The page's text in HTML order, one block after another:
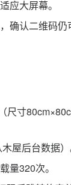
应大屏幕。
确认二维码仍
寸
屋后台数据）
量320次。